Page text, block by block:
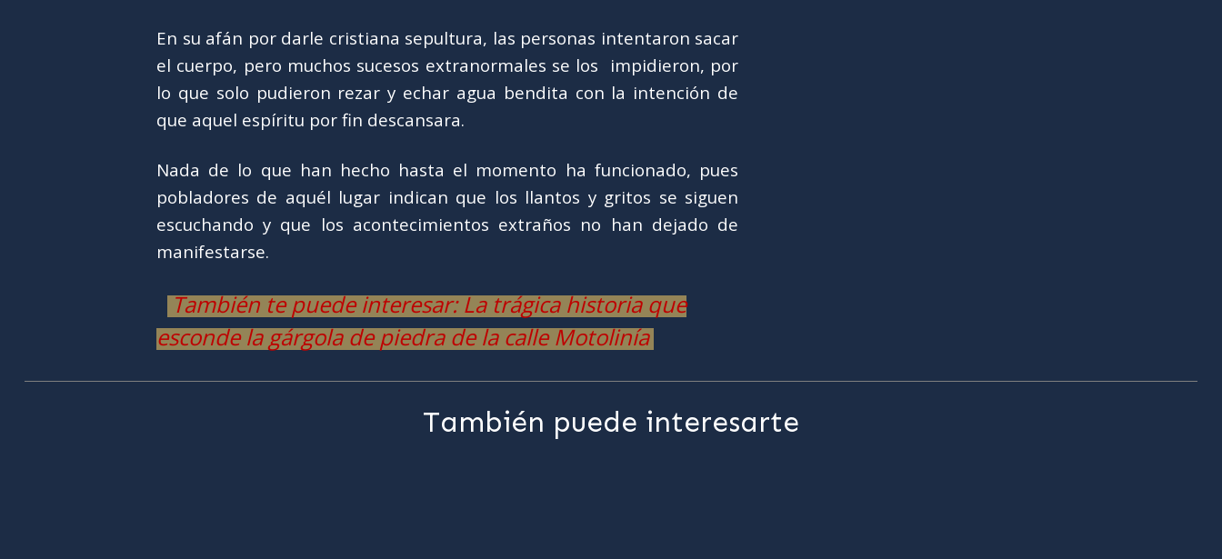
En su afán por darle cristiana sepultura, las personas intentaron sacar
el cuerpo, pero muchos sucesos extranormales se los impidieron, por
lo que solo pudieron rezar y echar agua bendita con la intención de
que aquel espíritu por fin descansara.
Nada de lo que han hecho hasta el momento ha funcionado, pues
pobladores de aquél lugar indican que los llantos y gritos se siguen
escuchando y que los acontecimientos extraños no han dejado de
manifestarse.
También te puede interesar: La trágica historia que
esconde la gárgola de piedra de la calle Motolinía
También puede interesarte